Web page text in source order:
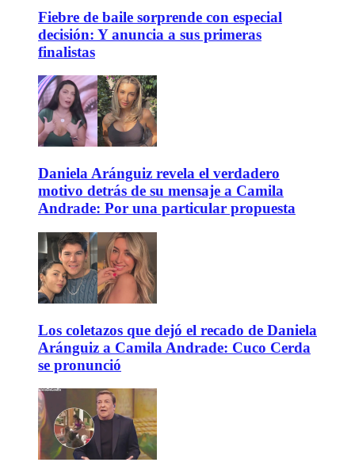
Fiebre de baile sorprende con especial
decisión: Y anuncia a sus primeras
finalistas
Daniela Aránguiz revela el verdadero
motivo detrás de su mensaje a Camila
Andrade: Por una particular propuesta
Los coletazos que dejó el recado de Daniela
Aránguiz a Camila Andrade: Cuco Cerda
se pronunció